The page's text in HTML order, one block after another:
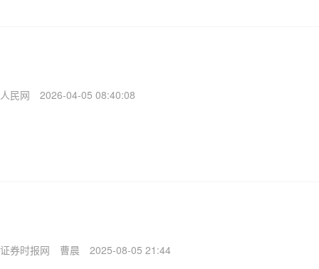
人民网 2026-04-05 08:40:08
证券时报网 曹晨 2025-08-05 21:44